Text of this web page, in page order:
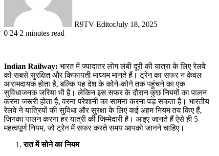
R9TV EditorJuly 18, 2025
0 24 2 minutes read
Indian Railway: भारत में ज्यादातर लोग लंबी दूरी की यात्रा के लिए रेलवे
को सबसे सुरक्षित और किफायती माध्यम मानते हैं। ट्रेन का सफर न केवल
आरामदायक होता है, बल्कि यह देश के कोने-कोने तक पहुंचने का एक
सुविधाजनक जरिया भी है। लेकिन इस सफर के दौरान कुछ नियमों का पालन
करना जरूरी होता है, वरना परेशानी का सामना करना पड़ सकता है। भारतीय
रेलवे ने यात्रियों की सुविधा और सुरक्षा के लिए कई अहम नियम तय किए हैं,
जिनका पालन करना हर यात्री की जिम्मेदारी है। आइए जानते हैं ऐसे ही 5
महत्वपूर्ण नियम, जो ट्रेन में सफर करते समय आपको जानने चाहिए।
रात में सोने का नियम